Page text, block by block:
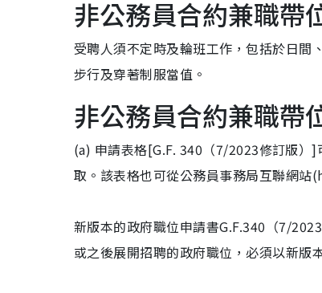
非公務員合約兼職帶
受聘人須不定時及輪班工作，包括於日間
步行及穿著制服當值。
非公務員合約兼職帶
(a) 申請表格[G.F. 340（7/2023修訂版）
取。該表格也可從公務員事務局互聯網
新版本的政府職位申請書G.F.340（7/
或之後展開招聘的政府職位，必須以新版